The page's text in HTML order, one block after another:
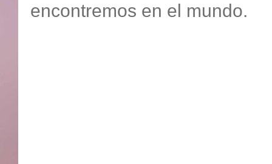
encontremos en el mundo.